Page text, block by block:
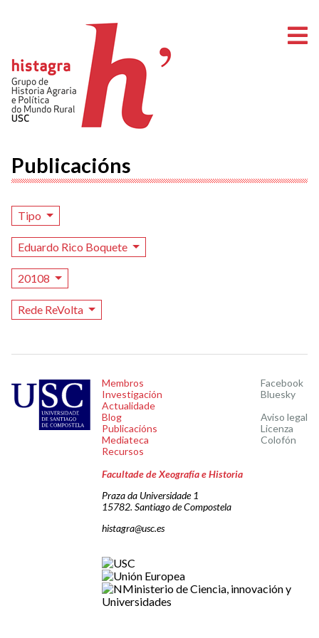
Publicacións
Tipo
Eduardo Rico Boquete
20108
Rede ReVolta
Membros
Investigación
Actualidade
Blog
Publicacións
Mediateca
Recursos
Facebook
Bluesky
Aviso legal
Licenza
Colofón
Facultade de Xeografía e Historia
Praza da Universidade 1
15782. Santiago de Compostela
histagra@usc.es